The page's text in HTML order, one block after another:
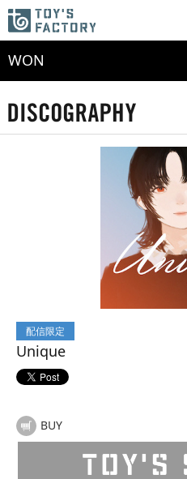
WON
配信限定
Unique
BUY